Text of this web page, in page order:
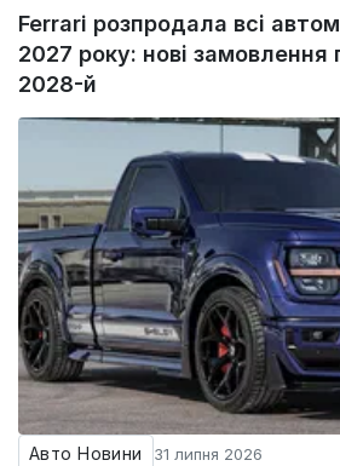
Ferrari розпродала всі
2027 року: нові замовлення
2028-й
Авто Новини 31 липня 2026